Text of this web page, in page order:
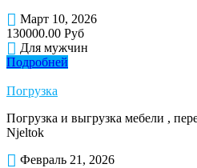
Март 10, 2026
130000.00 Руб
Для мужчин
Подробней
Погрузка
Погрузка и выгрузка мебели ,
Njeltok
Февраль 21, 2026